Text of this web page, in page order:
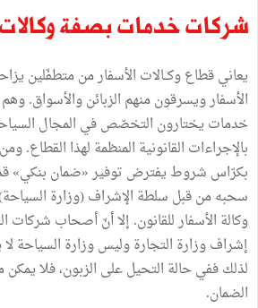
شركات خدمات بصفة وكالات
يعاني قطاع وكــالات الأسفار من متطفّلين
الأسفار ويسرقون منهم الزبائن والأسواق.
خدمات يختارون التخصّص في المجال
بالإجراءات القانونية المنظمة لهذا القطاع.
سحبه من قبل سلطة الإشراف (وزارة
وكالة الأسفار للقانون. إلا أنّ أصحاب
إشراف وزارة التجارة وليس وزارة السياحة
لذلك ففي حالة التحيل على الزبون، فلا يمكن
الضمان.